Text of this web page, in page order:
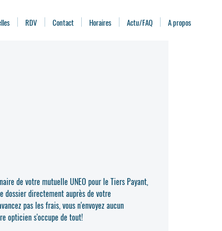
RDV Contact Horaires Actu/FAQ A propos
de votre mutuelle UNEO pour le Tiers Payant,
dossier directement auprès de votre
pas les frais, vous n'envoyez aucun
opticien s'occupe de tout!